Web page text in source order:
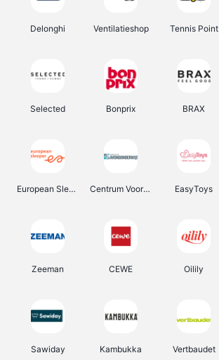
Delonghi Ventilatieshop Tennis Point
Selected Bonprix BRAX
European Sleeper Centrum Voor Avondonderwijs EasyToys
Zeeman CEWE Oilily
Sawiday Kambukka Vertbaudet